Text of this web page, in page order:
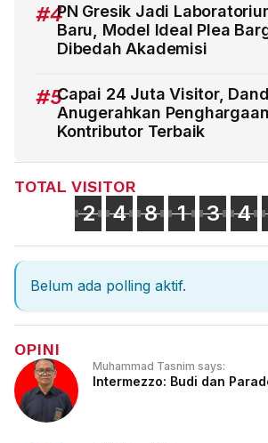
#4PN Gresik Jadi
Baru, Model Ideal Plea
Dibedah Akademisi
#5Capai 24 Juta Visitor,
Anugerahkan
Kontributor Terbaik
TOTAL VISITOR
2 4 8 1 3 4
Belum ada polling aktif.
OPINI
Muhammad Tasnim says:
Intermezzo: Budi dan